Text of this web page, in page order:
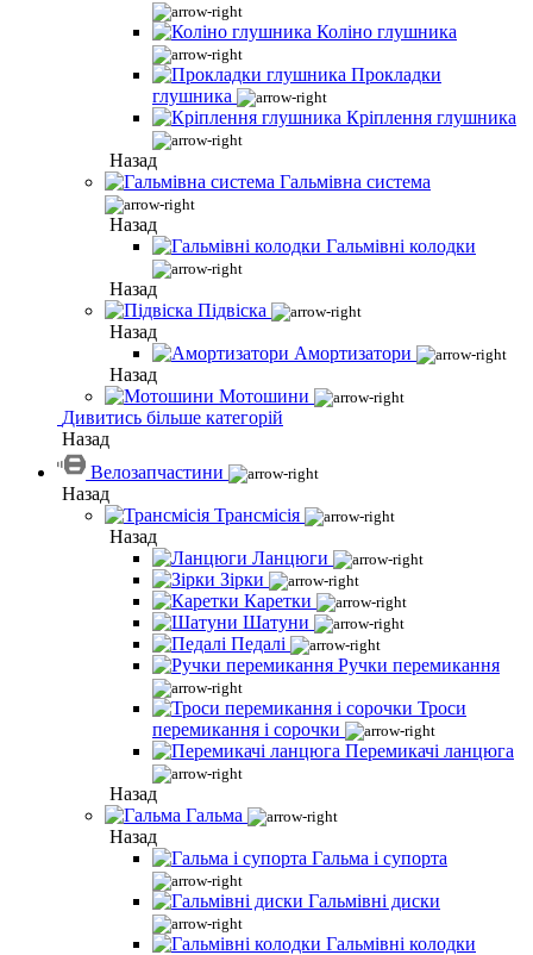
Коліно глушника
Прокладки
глушника
Кріплення глушника
Назад
Гальмівна система
Назад
Гальмівні колодки
Назад
Підвіска
Назад
Амортизатори
Назад
Мотошини
Дивитись більше категорій
Назад
Велозапчастини
Назад
Трансмісія
Назад
Ланцюги
Зірки
Каретки
Шатуни
Педалі
Ручки перемикання
Троси
перемикання і сорочки
Перемикачі ланцюга
Назад
Гальма
Назад
Гальма і супорта
Гальмівні диски
Гальмівні колодки